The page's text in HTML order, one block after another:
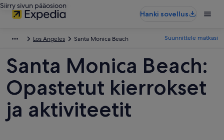
Siirry sivun pääosioon
Hanki sovellus
Los Angeles Santa Monica Beach Suunnittele matkasi
Santa Monica Beach:
Opastetut kierrokset
ja aktiviteetit